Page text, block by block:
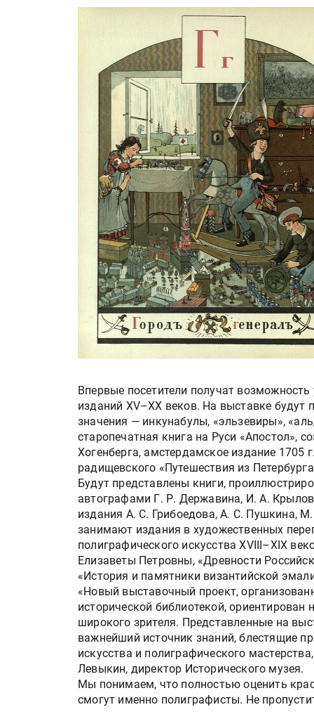
Впервые посетители получат
изданий XV–ХХ веков. На выставке
значения — инкунабулы, «эльзевиры»,
старопечатная книга на Руси «Апостол»,
Хогенберга, амстердамское издание
радищевского «Путешествия из
Будут представлены книги,
автографами Г. Р. Державина, И. А.
издания А. С. Грибоедова, А. С. Пушкина,
занимают издания в художественных
полиграфического искусства XVIII–XIX
Елизаветы Петровны, «Древности
«История и памятники византийской
«Новый выставочный проект,
исторической библиотекой, ориентирован
широкого зрителя. Представленные на
важнейший источник знаний, блестящие
искусства и полиграфического
Левыкин, директор Исторического музея.
Мы понимаем, что полностью оценить
смогут именно полиграфисты. Не